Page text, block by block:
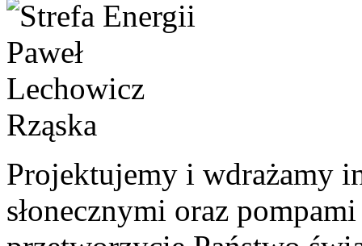
Projektujemy i wdrażamy
słonecznymi oraz